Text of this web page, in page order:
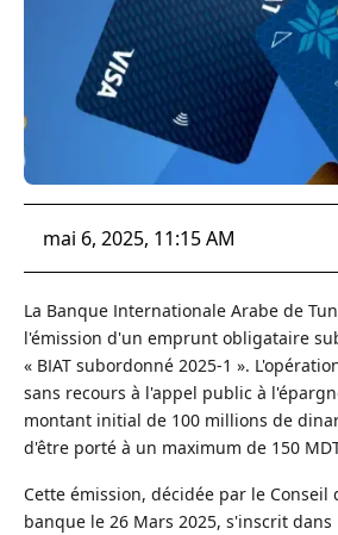
mai 6, 2025, 11:15 AM
La Banque Internationale Arabe de
l'émission d'un emprunt obligataire
« BIAT subordonné 2025-1 ».
sans recours à l'appel public à
montant initial de 100 millions de
d'être porté à un maximum de 150
Cette émission, décidée par le
banque le 26 Mars 2025, s'inscrit